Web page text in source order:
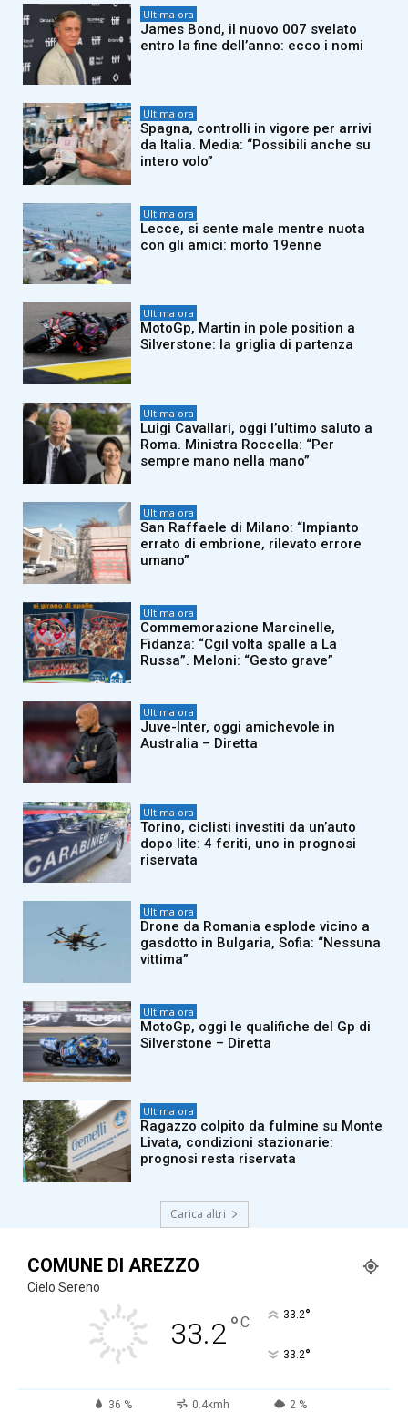
Ultima ora
James Bond, il nuovo 007 svelato
entro la fine dell’anno: ecco i nomi
Ultima ora
Spagna, controlli in vigore per arrivi
da Italia. Media: “Possibili anche su
intero volo”
Ultima ora
Lecce, si sente male mentre nuota
con gli amici: morto 19enne
Ultima ora
MotoGp, Martin in pole position a
Silverstone: la griglia di partenza
Ultima ora
Luigi Cavallari, oggi l’ultimo saluto a
Roma. Ministra Roccella: “Per
sempre mano nella mano”
Ultima ora
San Raffaele di Milano: “Impianto
errato di embrione, rilevato errore
umano”
Ultima ora
Commemorazione Marcinelle,
Fidanza: “Cgil volta spalle a La
Russa”. Meloni: “Gesto grave”
Ultima ora
Juve-Inter, oggi amichevole in
Australia – Diretta
Ultima ora
Torino, ciclisti investiti da un’auto
dopo lite: 4 feriti, uno in prognosi
riservata
Ultima ora
Drone da Romania esplode vicino a
gasdotto in Bulgaria, Sofia: “Nessuna
vittima”
Ultima ora
MotoGp, oggi le qualifiche del Gp di
Silverstone – Diretta
Ultima ora
Ragazzo colpito da fulmine su Monte
Livata, condizioni stazionarie:
prognosi resta riservata
Carica altri
COMUNE DI AREZZO
Cielo Sereno
33.2°C 33.2°
33.2°
36 % 0.4kmh 2 %